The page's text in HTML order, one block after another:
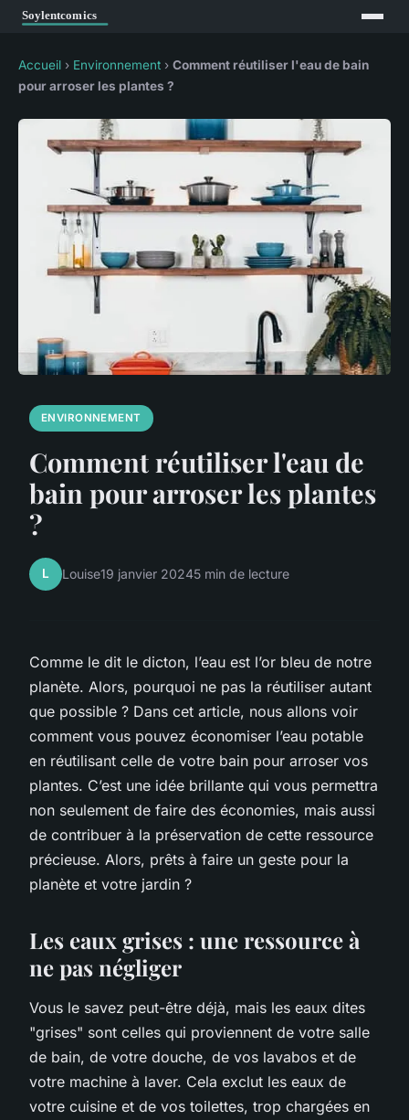
Accueil › Environnement › Comment réutiliser l'eau de bain
pour arroser les plantes ?
ENVIRONNEMENT
Comment réutiliser l'eau de
bain pour arroser les plantes
?
L Louise19 janvier 20245 min de lecture
Comme le dit le dicton, l’eau est l’or bleu de notre
planète. Alors, pourquoi ne pas la réutiliser autant
que possible ? Dans cet article, nous allons voir
comment vous pouvez économiser l’eau potable
en réutilisant celle de votre bain pour arroser vos
plantes. C’est une idée brillante qui vous permettra
non seulement de faire des économies, mais aussi
de contribuer à la préservation de cette ressource
précieuse. Alors, prêts à faire un geste pour la
planète et votre jardin ?
Les eaux grises : une ressource à
ne pas négliger
Vous le savez peut-être déjà, mais les eaux dites
"grises" sont celles qui proviennent de votre salle
de bain, de votre douche, de vos lavabos et de
votre machine à laver. Cela exclut les eaux de
votre cuisine et de vos toilettes, trop chargées en